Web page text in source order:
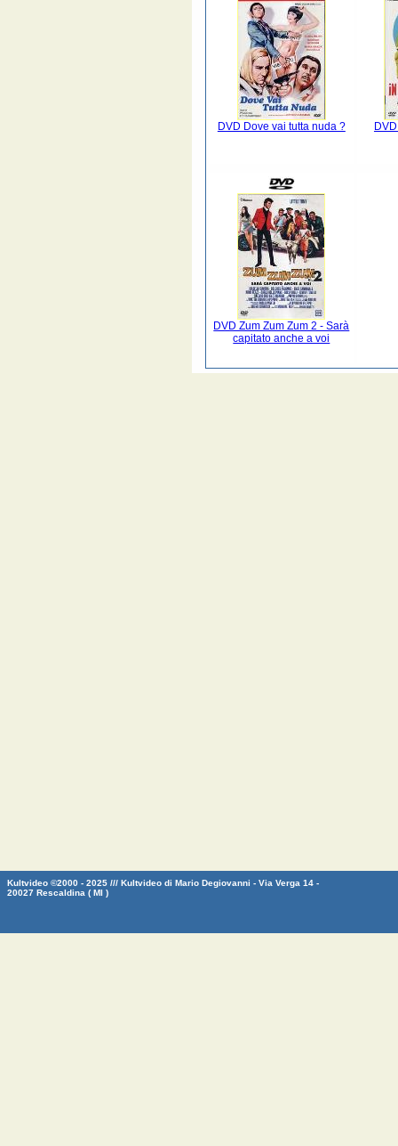
DVD Dove vai tutta nuda ?
DVD Zum Zum Zum 2 - Sarà
capitato anche a voi
Kultvideo ©2000 - 2025 /// Kultvideo di Mario Degiovanni - Via Verga 14 -
20027 Rescaldina ( MI )